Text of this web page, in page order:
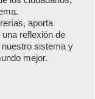
aporta
reflexión de
sistema y
mejor.